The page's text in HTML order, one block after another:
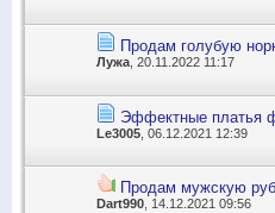
Продам голубую
Лужа , 20.11.2022 11:17
Эффектные платья
Le3005 , 06.12.2021 12:39
Продам мужскую
Dart990 , 14.12.2021 09:56